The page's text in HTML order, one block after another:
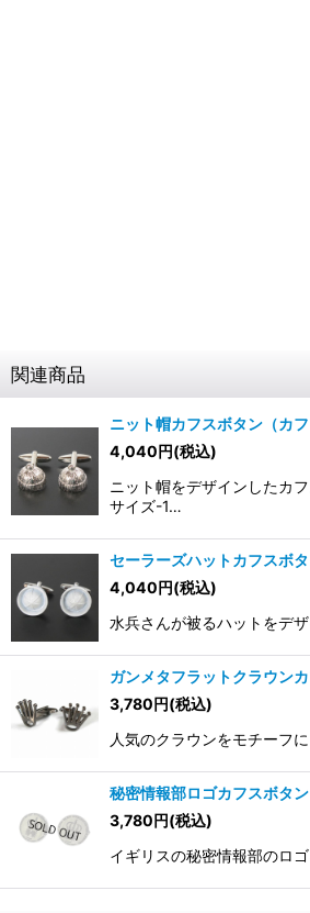
関連商品
ニット帽カフスボタン（カフ
4,040円(税込)
ニット帽をデザインしたカ
サイズ-1…
セーラーズハットカフスボタ
4,040円(税込)
水兵さんが被るハットをデ
ガンメタフラットクラウン
3,780円(税込)
人気のクラウンをモチーフ
秘密情報部ロゴカフスボタン
3,780円(税込)
イギリスの秘密情報部のロ